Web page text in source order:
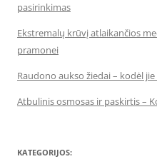
pasirinkimas
Ekstremalų krūvį atlaikančios
pramonei
Raudono aukso žiedai – kodėl
Atbulinis osmosas ir paskirtis –
KATEGORIJOS: